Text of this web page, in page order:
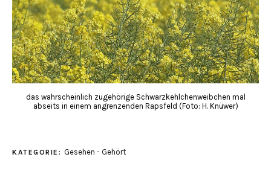
das wahrscheinlich zugehörige Schwarzkehlchenweibchen mal
abseits in einem angrenzenden Rapsfeld (Foto: H. Knüwer)
KATEGORIE: Gesehen - Gehört